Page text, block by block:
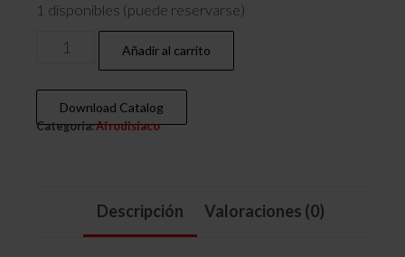
1 disponibles (puede reservarse)
Añadir al carrito
Download Catalog
Categoría:Afrodisíaco
Descripción Valoraciones (0)